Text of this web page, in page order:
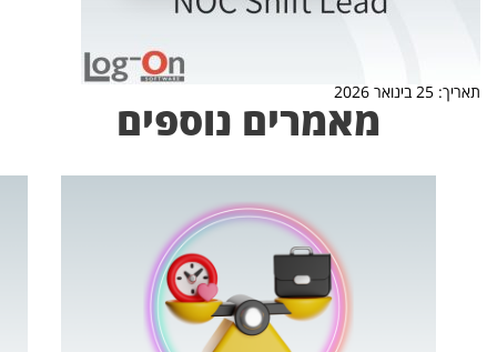
תאריך: 25 בינואר 2026
מאמרים נוספים